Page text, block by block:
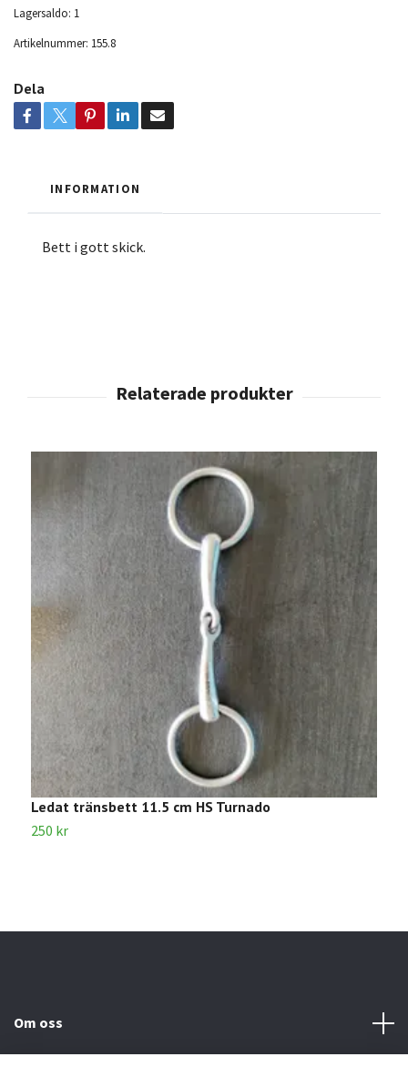
Lagersaldo: 1
Artikelnummer: 155.8
Dela
INFORMATION
Bett i gott skick.
Ledat tränsbett 11.5 cm HS Turnado
250 kr
Om oss